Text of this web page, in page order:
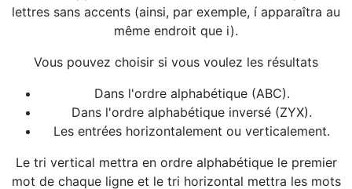
lettres sans accents (ainsi, par exemple, í apparaîtra au
même endroit que i).
Vous pouvez choisir si vous voulez les résultats
Dans l'ordre alphabétique (ABC).
Dans l'ordre alphabétique inversé (ZYX).
Les entrées horizontalement ou verticalement.
Le tri vertical mettra en ordre alphabétique le premier
mot de chaque ligne et le tri horizontal mettra les mots